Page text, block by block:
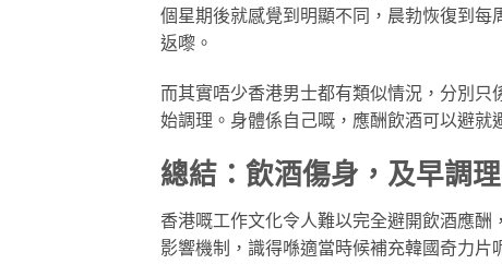
個星期後就感覺到明顯不同，晨勃恢復到
返嚟。
而其實唔少香港男士都有類似情況，分別
始調理。身體係自己嘅，應酬飲酒可以避就
總結：飲酒傷身，及早調理
香港嘅工作文化令人難以完全避開飲酒應
影響機制，識得喺適當時候補充韓國奇力